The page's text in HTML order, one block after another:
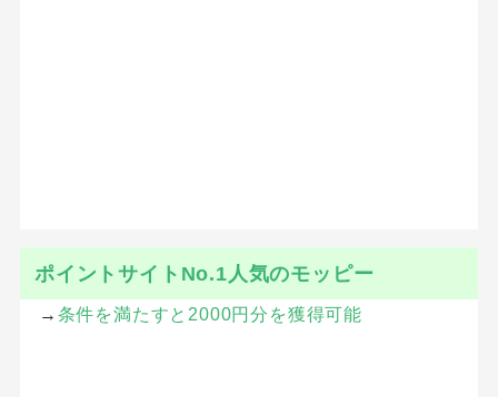
ポイントサイトNo.1人気のモッピー
→ 条件を満たすと2000円分を獲得可能